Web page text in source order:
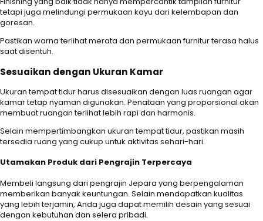
tetapi juga melindungi permukaan kayu dari kelembapan dan
goresan.
Pastikan warna terlihat merata dan permukaan furnitur terasa halus
saat disentuh.
Sesuaikan dengan Ukuran Kamar
Ukuran tempat tidur harus disesuaikan dengan luas ruangan agar
kamar tetap nyaman digunakan. Penataan yang proporsional akan
membuat ruangan terlihat lebih rapi dan harmonis.
Selain mempertimbangkan ukuran tempat tidur, pastikan masih
tersedia ruang yang cukup untuk aktivitas sehari-hari.
Utamakan Produk dari Pengrajin Terpercaya
Membeli langsung dari pengrajin Jepara yang berpengalaman
memberikan banyak keuntungan. Selain mendapatkan kualitas
yang lebih terjamin, Anda juga dapat memilih desain yang sesuai
dengan kebutuhan dan selera pribadi.